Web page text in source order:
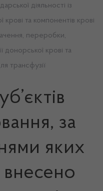
діяльності із
крові та компонентів крові
переробки,
донорської крові та
трансфузії
за
яких